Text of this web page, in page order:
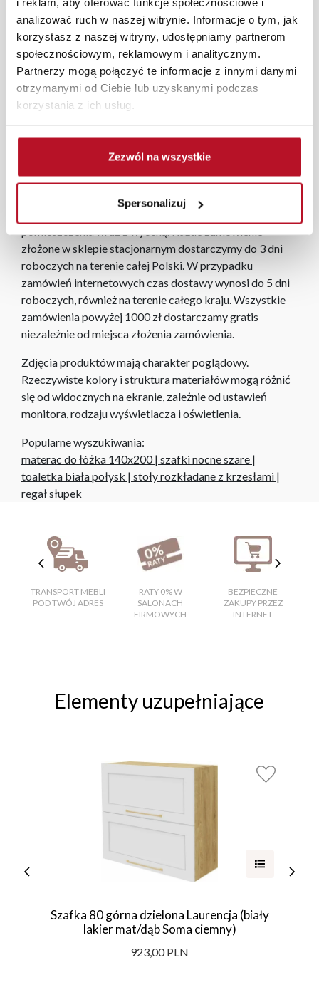
analizować ruch w naszej witrynie. Informacje o tym, jak
korzystasz z naszej witryny, udostępniamy partnerom
społecznościowym, reklamowym i analitycznym.
Partnerzy mogą połączyć te informacje z innymi danymi
otrzymanymi od Ciebie lub uzyskanymi podczas
korzystania z ich usług.
Zezwól na wszystkie
Spersonalizuj
od małych skromnych pomieszczeń, do dużych
apartamentowców. Dzięki swojej elegancji pozwolą
zaspokoić nawet najbardziej wymagających Klientów.
Połączenie bieli z dębem pozostaje zawsze modne i
cieszy się dużym zainteresowaniem wśród kupujących i
projektantów wnętrz. Dodatkowym atutem mebli
wyższych pomieszczeń.
W każdym z salonów mebli Bodzio oferujemy pomoc w
aranżacji mebli, a nasi pracownicy z wykorzystaniem
programu Planer 3D bezpłatnie zaprojektują i
złożone w sklepie stacjonarnym dostarczymy do 3 dni
roboczych na terenie całej Polski. W przypadku
zamówień internetowych czas dostawy wynosi do 5 dni
roboczych, również na terenie całego kraju. Wszystkie
zamówienia powyżej 1000 zł dostarczamy gratis
niezależnie od miejsca złożenia zamówienia.
Zdjęcia produktów mają charakter poglądowy.
Rzeczywiste kolory i struktura materiałów mogą różnić
się od widocznych na ekranie, zależnie od ustawień
monitora, rodzaju wyświetlacza i oświetlenia.
Popularne wyszukiwania:
materac do łóżka 140x200| szafki nocne szare |
toaletka biała połysk | stoły rozkładane z krzesłami |
regał słupek
TRANSPORT MEBLI
POD TWÓJ ADRES
RATY 0% W
SALONACH
FIRMOWYCH
BEZPIECZNE
ZAKUPY PRZEZ
INTERNET
Elementy uzupełniające
Szafka 80 górna dzielona Laurencja (biały
lakier mat/dąb Soma ciemny)
923,00 PLN